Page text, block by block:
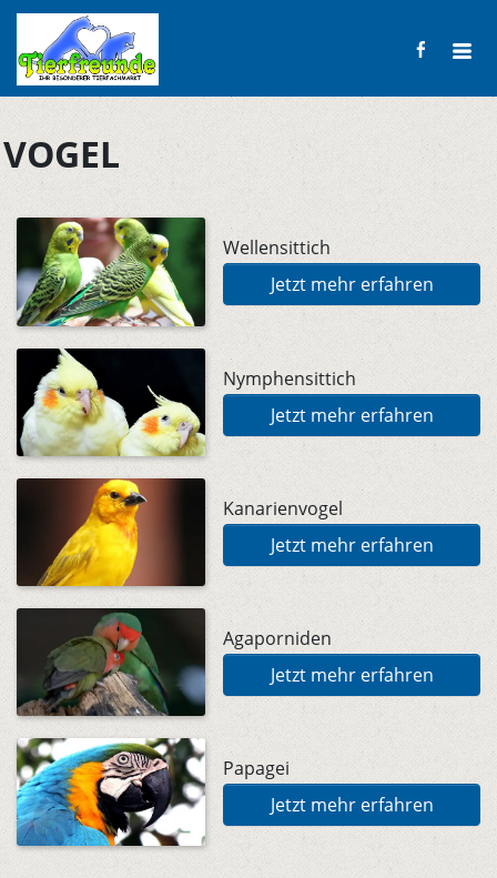
VOGEL
Wellensittich
Jetzt mehr erfahren
Nymphensittich
Jetzt mehr erfahren
Kanarienvogel
Jetzt mehr erfahren
Agaporniden
Jetzt mehr erfahren
Papagei
Jetzt mehr erfahren